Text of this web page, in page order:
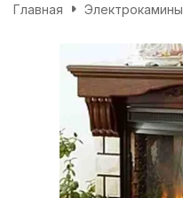
Главная Электрокамины